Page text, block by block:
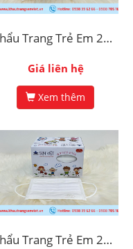
Khẩu Trang Trẻ Em 2D In Hình Mèo Hello Kitty
Giá liên hệ
Xem thêm
Khẩu Trang Trẻ Em 2D Màu Trắng